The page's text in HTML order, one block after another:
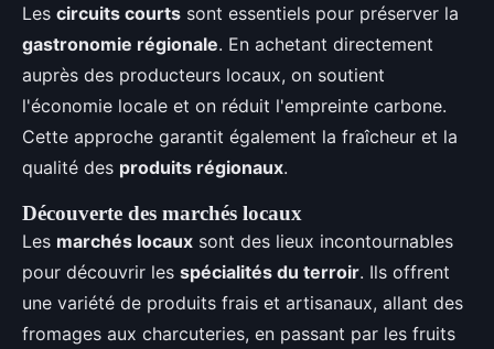
Les circuits courts sont essentiels pour préserver la
gastronomie régionale. En achetant directement
auprès des producteurs locaux, on soutient
l'économie locale et on réduit l'empreinte carbone.
Cette approche garantit également la fraîcheur et la
qualité des produits régionaux.
Découverte des marchés locaux
Les marchés locaux sont des lieux incontournables
pour découvrir les spécialités du terroir. Ils offrent
une variété de produits frais et artisanaux, allant des
fromages aux charcuteries, en passant par les fruits